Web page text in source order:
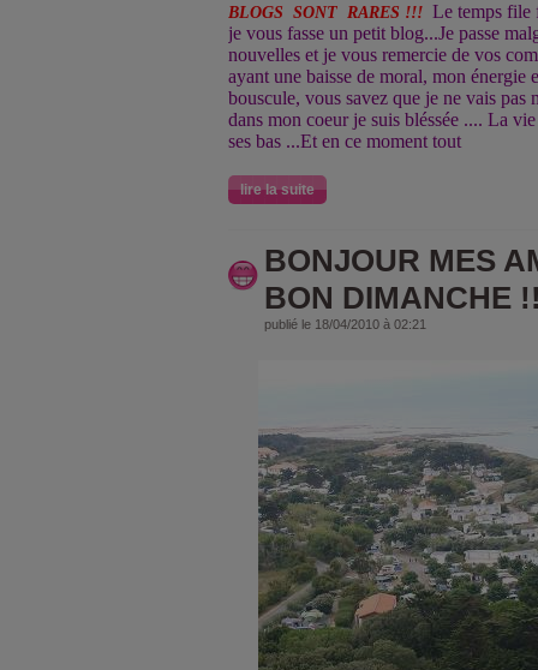
BLOGS SONT RARES !!! Le temps file
je vous fasse un petit blog...Je passe
nouvelles et je vous remercie de vos
ayant une baisse de moral, mon énergie
bouscule, vous savez que je ne vais pas
dans mon coeur je suis bléssée .... La
ses bas ...Et en ce moment tout
lire la suite
BONJOUR MES
BON DIMANCHE
publié le 18/04/2010 à 02:21